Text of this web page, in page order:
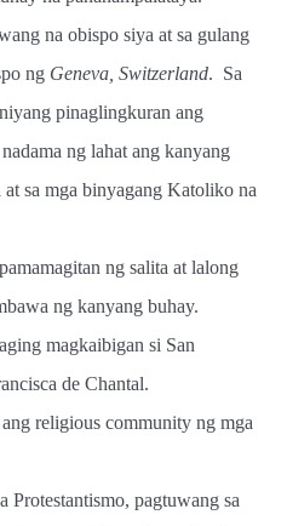
na obispo siya at sa gulang
ng Geneva, Switzerland. Sa
pinaglingkuran ang
ng lahat ang kanyang
sa mga binyagang Katoliko na
ng salita at lalong
ng kanyang buhay.
magkaibigan si San
de Chantal.
religious community ng mga
Protestantismo, pagtuwang sa